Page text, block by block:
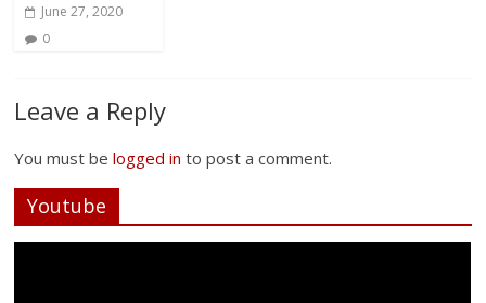
June 27, 2020
0
Leave a Reply
You must belogged in to post a comment.
Youtube